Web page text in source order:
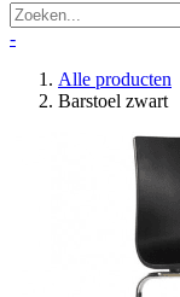
-
Alle producten
Barstoel zwart